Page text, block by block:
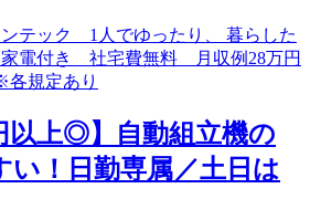
以上◎】自動組立機の
い！日勤専属／土日は